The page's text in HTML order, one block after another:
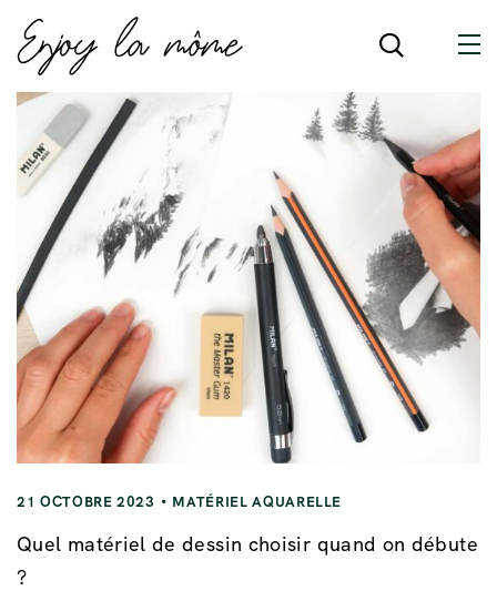
21 OCTOBRE 2023 MATÉRIEL AQUARELLE
Quel matériel de dessin choisir quand on débute
?